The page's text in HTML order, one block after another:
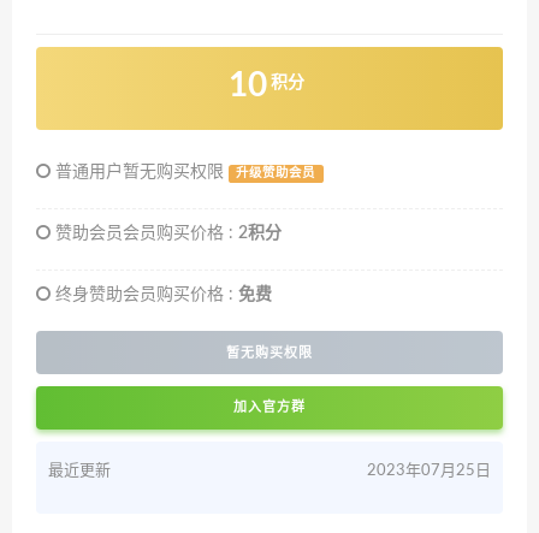
10 积分
普通用户暂无购买权限 升级赞助会员
赞助会员会员购买价格 : 2积分
终身赞助会员购买价格 : 免费
暂无购买权限
加入官方群
最近更新 2023年07月25日